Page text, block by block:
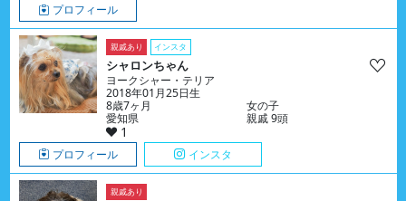
プロフィール
親戚あり インスタ
シャロンちゃん
ヨークシャー・テリア
2018年01月25日生
8歳7ヶ月
女の子
愛知県
親戚 9頭
1
プロフィール インスタ
親戚あり